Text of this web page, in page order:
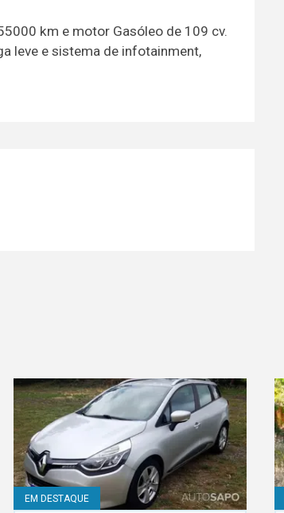
km e motor Gasóleo de 109 cv.
leve e sistema de infotainment,
EM DESTAQUE